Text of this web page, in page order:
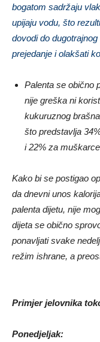
bogatom sadržaju
upijaju vodu, što
dovodi do
prejedanje i olakšati
Palenta se obično
nije greška ni
kukuruznog
što predstavlja
i 22% za
Kako bi se postigao
da dnevni unos
palenta dijetu, nije
dijeta se obično
ponavljati svake
režim ishrane, a
Primjer jelovnika
Ponedjeljak: